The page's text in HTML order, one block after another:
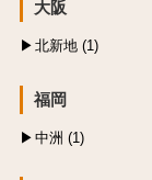
大阪
北新地 (1)
福岡
中洲 (1)